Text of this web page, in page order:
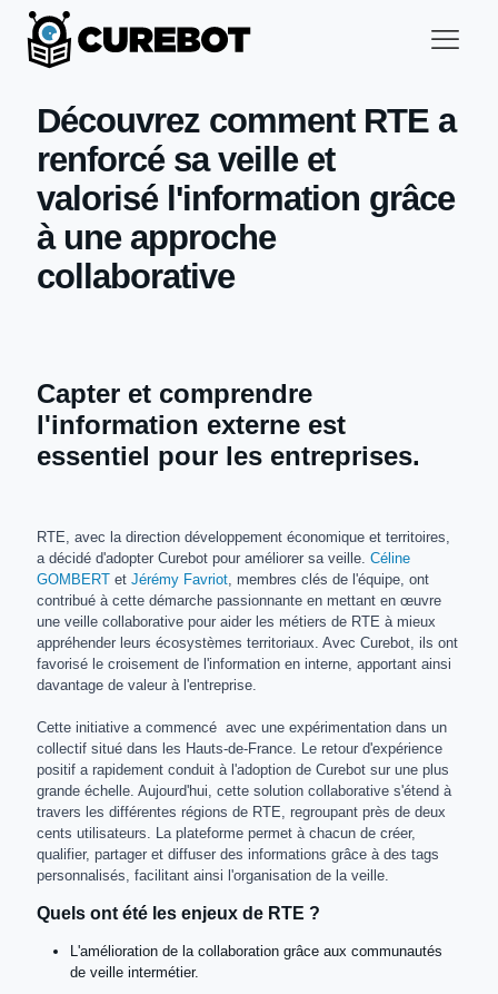
Découvrez comment RTE a
renforcé sa veille et
valorisé l'information grâce
à une approche
collaborative
Capter et comprendre
l'information externe est
essentiel pour les entreprises.
RTE, avec la direction développement économique et territoires,
a décidé d'adopter Curebot pour améliorer sa veille. Céline
GOMBERT et Jérémy Favriot , membres clés de l'équipe, ont
contribué à cette démarche passionnante en mettant en œuvre
une veille collaborative pour aider les métiers de RTE à mieux
appréhender leurs écosystèmes territoriaux. Avec Curebot, ils ont
favorisé le croisement de l'information en interne, apportant ainsi
davantage de valeur à l'entreprise.
Cette initiative a commencé avec une expérimentation dans un
collectif situé dans les Hauts-de-France. Le retour d'expérience
positif a rapidement conduit à l'adoption de Curebot sur une plus
grande échelle. Aujourd'hui, cette solution collaborative s'étend à
travers les différentes régions de RTE, regroupant près de deux
cents utilisateurs. La plateforme permet à chacun de créer,
qualifier, partager et diffuser des informations grâce à des tags
personnalisés, facilitant ainsi l'organisation de la veille.
Quels ont été les enjeux de RTE ?
L'amélioration de la collaboration grâce aux communautés
de veille intermétier.